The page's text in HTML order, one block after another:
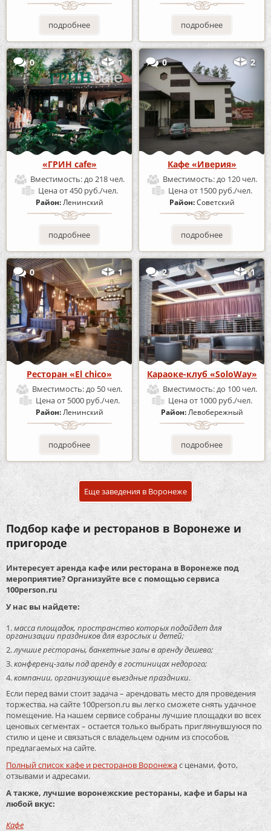
подробнее подробнее
0 1
«ГРИН cafe»
Вместимость:до 218 чел.
Ценаот 450 руб./чел.
Район:Ленинский
подробнее
0 2
Кафе «Иверия»
Вместимость:до 120 чел.
Ценаот 1500 руб./чел.
Район:Советский
подробнее
0 1
Ресторан «El chico»
Вместимость:до 50 чел.
Ценаот 5000 руб./чел.
Район:Ленинский
подробнее
2 1
Караоке-клуб «SoloWay»
Вместимость:до 100 чел.
Ценаот 1000 руб./чел.
Район:Левобережный
подробнее
Еще заведения в Воронеже
Подбор кафе и ресторанов в Воронеже и
пригороде
Интересует аренда кафе или ресторана в Воронеже под
мероприятие? Организуйте все с помощью сервиса
100person.ru
У нас вы найдете:
масса площадок, пространство которых подойдет для
организации праздников для взрослых и детей;
лучшие рестораны, банкетные залы в аренду дешево;
конференц-залы под аренду в гостиницах недорого;
компании, организующие выездные праздники.
Если перед вами стоит задача – арендовать место для проведения
торжества, на сайте 100person.ru вы легко сможете снять удачное
помещение. На нашем сервисе собраны лучшие площадки во всех
ценовых сегментах – остается только выбрать приглянувшуюся по
стилю и цене и связаться с владельцем одним из способов,
предлагаемых на сайте.
Полный список кафе и ресторанов Воронежас ценами, фото,
отзывами и адресами.
А также, лучшие воронежские рестораны, кафе и бары на
любой вкус:
Кафе